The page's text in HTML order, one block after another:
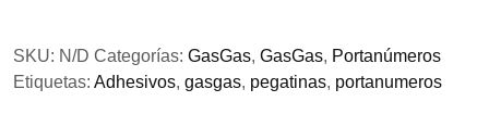
cantidad
SKU: N/D Categorías: GasGas, GasGas, Portanúmeros
Etiquetas: Adhesivos, gasgas, pegatinas, portanumeros